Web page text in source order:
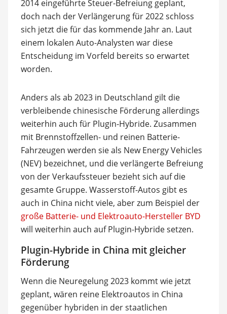
2014 eingeführte Steuer-Befreiung geplant,
doch nach der Verlängerung für 2022 schloss
sich jetzt die für das kommende Jahr an. Laut
einem lokalen Auto-Analysten war diese
Entscheidung im Vorfeld bereits so erwartet
worden.
Anders als ab 2023 in Deutschland gilt die
verbleibende chinesische Förderung allerdings
weiterhin auch für Plugin-Hybride. Zusammen
mit Brennstoffzellen- und reinen Batterie-
Fahrzeugen werden sie als New Energy Vehicles
(NEV) bezeichnet, und die verlängerte Befreiung
von der Verkaufssteuer bezieht sich auf die
gesamte Gruppe. Wasserstoff-Autos gibt es
auch in China nicht viele, aber zum Beispiel der
große Batterie- und Elektroauto-Hersteller BYD
will weiterhin auch auf Plugin-Hybride setzen.
Plugin-Hybride in China mit gleicher
Förderung
Wenn die Neuregelung 2023 kommt wie jetzt
geplant, wären reine Elektroautos in China
gegenüber hybriden in der staatlichen